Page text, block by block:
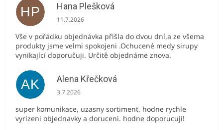
HP Hana Plešková
Hodnocení obchodu je 5 z 5 hvězdiček.
11.7.2026
Vše v pořádku objednávka přišla do dvou dní,a ze všema
produkty jsme velmi spokojeni .Ochucené medy sirupy
vynikající doporučuji. Určitě objednáme znova.
AK Alena Křečková
Hodnocení obchodu je 5 z 5 hvězdiček.
3.7.2026
super komunikace, uzasny sortiment, hodne rychle
vyrizeni objednavky a doruceni. hodne doporucuji!